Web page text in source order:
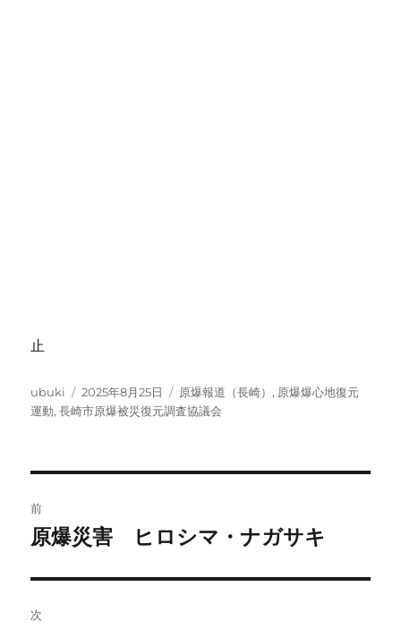
止
投
稿
ubuki
投
稿
2025年8月25日
カ
テ
原爆報道（長崎）, 原爆爆心地復元
運動,長崎市原爆被災復元調査協議会
稿
ビ
前
前
投
稿:
原爆災害 ヒロシマ・ナガサキ
次